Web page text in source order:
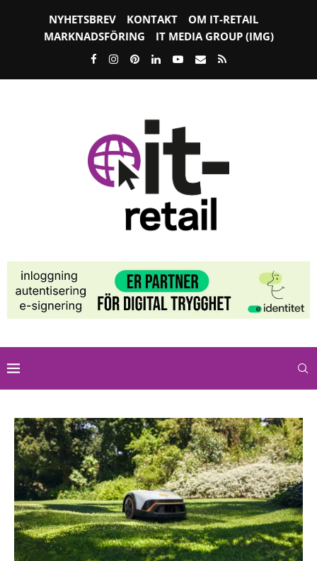
NYHETSBREV KONTAKT
OM IT-RETAIL
MARKNADSFÖRING
IT MEDIA GROUP (IMG)